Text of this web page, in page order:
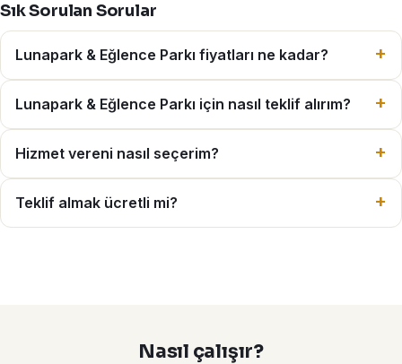
Sık Sorulan Sorular
Lunapark & Eğlence Parkı fiyatları ne kadar?
Lunapark & Eğlence Parkı için nasıl teklif alırım?
Hizmet vereni nasıl seçerim?
Teklif almak ücretli mi?
Nasıl çalışır?